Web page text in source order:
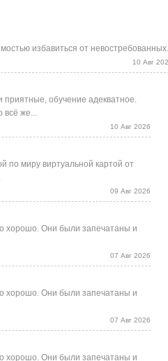
избавиться от
10 Авг
обучение адекватное.
всё же...
10 Авг 2026
по миру виртуальной картой от
09 Авг 2026
хорошо. Они были запечатаны и
07 Авг 2026
хорошо. Они были запечатаны и
07 Авг 2026
хорошо. Они были запечатаны и